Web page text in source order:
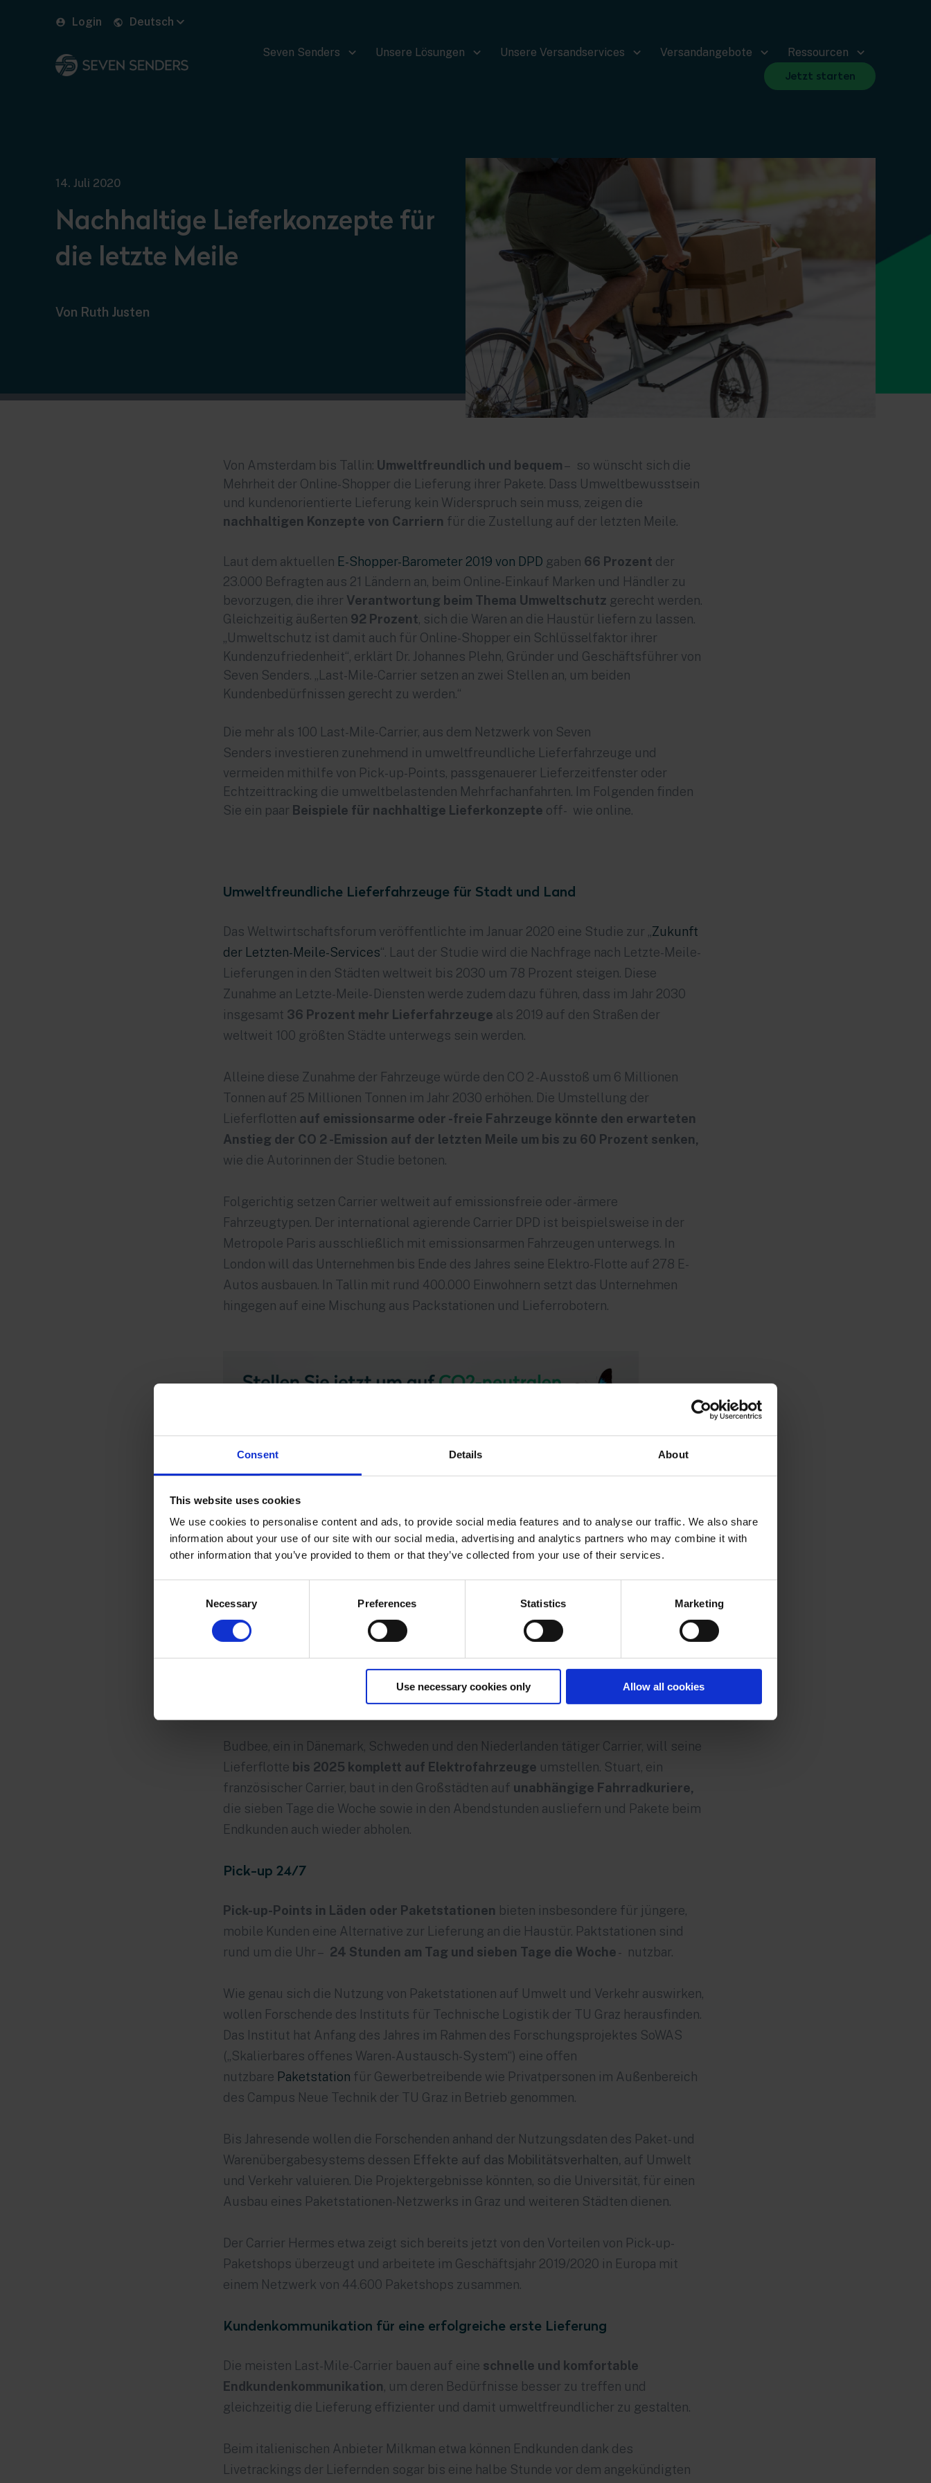
Consent Details About
This website uses cookies
We use cookies to personalise content and ads, to provide social media features and to analyse our traffic. We also share
information about your use of our site with our social media, advertising and analytics partners who may combine it with
other information that you’ve provided to them or that they’ve collected from your use of their services.
Necessary Preferences Statistics Marketing
Use necessary cookies only Allow all cookies
Login Deutsch
Seven Senders Unsere Lösungen Unsere Versandservices Versandangebote Ressourcen
Jetzt starten
14. Juli 2020
Nachhaltige Lieferkonzepte für
die letzte Meile
Von Ruth Justen
Von Amsterdam bis Tallin: Umweltfreundlich und bequem– so wünscht sich die
Mehrheit der Online-Shopper die Lieferung ihrer Pakete. Dass Umweltbewusstsein
und kundenorientierte Lieferung kein Widerspruch sein muss, zeigen die
nachhaltigen Konzepte von Carriern für die Zustellung auf der letzten Meile.
Laut dem aktuellen E-Shopper-Barometer 2019 von DPD gaben 66 Prozent der
23.000 Befragten aus 21 Ländern an, beim Online-Einkauf Marken und Händler zu
bevorzugen, die ihrer Verantwortung beim Thema Umweltschutz gerecht werden.
Gleichzeitig äußerten 92 Prozent, sich die Waren an die Haustür liefern zu lassen.
„Umweltschutz ist damit auch für Online-Shopper ein Schlüsselfaktor ihrer
Kundenzufriedenheit“, erklärt Dr. Johannes Plehn, Gründer und Geschäftsführer von
Seven Senders. „Last-Mile-Carrier setzen an zwei Stellen an, um beiden
Kundenbedürfnissen gerecht zu werden.“
Die mehr als 100 Last-Mile-Carrier, aus dem Netzwerk von Seven
Senders investieren zunehmend in umweltfreundliche Lieferfahrzeuge und
vermeiden mithilfe von Pick-up-Points, passgenauerer Lieferzeitfenster oder
Echtzeittracking die umweltbelastenden Mehrfachanfahrten. Im Folgenden finden
Sie ein paar Beispiele für nachhaltige Lieferkonzepte off- wie online.
Umweltfreundliche Lieferfahrzeuge für Stadt und Land
Das Weltwirtschaftsforum veröffentlichte im Januar 2020 eine Studie zur „Zukunft
der Letzten-Meile-Services“. Laut der Studie wird die Nachfrage nach Letzte-Meile-
Lieferungen in den Städten weltweit bis 2030 um 78 Prozent steigen. Diese
Zunahme an Letzte-Meile- Diensten werde zudem dazu führen, dass im Jahr 2030
insgesamt 36 Prozent mehr Lieferfahrzeuge als 2019 auf den Straßen der
weltweit 100 größten Städte unterwegs sein werden.
Alleine diese Zunahme der Fahrzeuge würde den CO 2 -Ausstoß um 6 Millionen
Tonnen auf 25 Millionen Tonnen im Jahr 2030 erhöhen. Die Umstellung der
Lieferflotten auf emissionsarme oder -freie Fahrzeuge könnte den erwarteten
Anstieg der CO 2 -Emission auf der letzten Meile um bis zu 60 Prozent senken,
wie die Autorinnen der Studie betonen.
Folgerichtig setzen Carrier weltweit auf emissionsfreie oder -ärmere
Fahrzeugtypen. Der international agierende Carrier DPD ist beispielsweise in der
Metropole Paris ausschließlich mit emissionsarmen Fahrzeugen unterwegs. In
London will das Unternehmen bis Ende des Jahres seine Elektro-Flotte auf 278 E-
Autos ausbauen. In Tallin mit rund 400.000 Einwohnern setzt das Unternehmen
hingegen auf eine Mischung aus Packstationen und Lieferrobotern.
Green delivery regionaler Carrier
Nicht nur die Big Player nehmen sich des Themas „green delivery“ auf der letzten
Liefermeile an. Der CarrierQuickpack
nutzt aufgrund der geografischen
Gegebenheiten in der Schweiz ausschließlich Elektroautos und verzichtet auf
Fahrräder. Dass die Flotte aus rund 100 Fahrzeugen leise ist, ermögliche nach
Unternehmensangaben zudem einen für die Nachbarn störungsfreien Versand in
den Abendstunden. Letzterer Service wird angeboten, um Mehrfachanfahrten zu
Budbee, ein in Dänemark, Schweden und den Niederlanden tätiger Carrier, will seine
Lieferflotte bis 2025 komplett auf Elektrofahrzeuge umstellen. Stuart, ein
französischer Carrier, baut in den Großstädten auf unabhängige Fahrradkuriere,
die sieben Tage die Woche sowie in den Abendstunden ausliefern und Pakete beim
Endkunden auch wieder abholen.
Pick-up 24/7
Pick-up-Points in Läden oder Paketstationen bieten insbesondere für jüngere,
mobile Kunden eine Alternative zur Lieferung an die Haustür. Paktstationen sind
rund um die Uhr – 24 Stunden am Tag und sieben Tage die Woche- nutzbar.
Wie genau sich die Nutzung von Paketstationen auf Umwelt und Verkehr auswirken,
wollen Forschende des Instituts für Technische Logistik der TU Graz herausfinden.
Das Institut hat Anfang des Jahres im Rahmen des Forschungsprojektes SoWAS
(„Skalierbares offenes Waren-Austausch-System“) eine offen
nutzbare Paketstation für Gewerbetreibende wie Privatpersonen im Außenbereich
des Campus Neue Technik der TU Graz in Betrieb genommen.
Bis Jahresende wollen die Forschenden anhand der Nutzungsdaten des Paket- und
Warenübergabesystems dessen Effekte auf das Mobilitätsverhalten, auf Umwelt
und Verkehr valuieren. Die Projektergebnisse könnten, so die Universität, für einen
Ausbau eines Paketstationen-Netzwerks in Graz und weiteren Städten dienen.
Der Carrier Hermes etwa zeigt sich bereits jetzt von den Vorteilen von Pick-up-
Paketshops überzeugt und arbeitete im Geschäftsjahr 2019/2020 in Europa mit
einem Netzwerk von 44.600 Paketshops zusammen.
Kundenkommunikation für eine erfolgreiche erste Lieferung
Die meisten Last-Mile-Carrier bauen auf eine schnelle und komfortable
Endkundenkommunikation, um deren Bedürfnisse besser zu treffen und
gleichzeitig die Lieferung effizienter und damit umweltfreundlicher zu gestalten.
Beim italienischen Anbieter Milkman etwa können Endkunden dank des
Livetrackings der Liefernden sogar bis eine halbe Stunde vor dem angekündigten